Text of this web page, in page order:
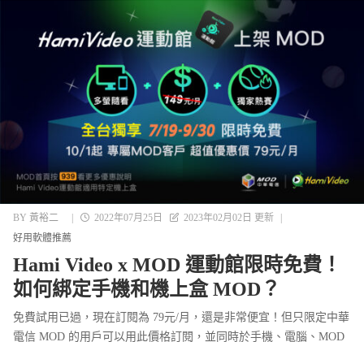
BY 黃裕二 2022年07月25日 2023年02月02日 更新
好用軟體推薦
Hami Video x MOD 運動館限時免費！
如何綁定手機和機上盒 MOD？
免費試用已過，現在訂閱為 79元/月，還是非常便宜！但只限定中華
電信 MOD 的用戶可以用此價格訂閱，並同時於手機、電腦、MOD